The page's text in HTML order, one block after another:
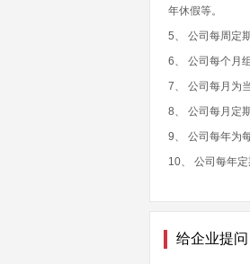
年休假等。
5、 公司每周定
6、 公司每个月
7、 公司每月为
8、 公司每月定
9、 公司每年为
10、 公司每年
给企业提问